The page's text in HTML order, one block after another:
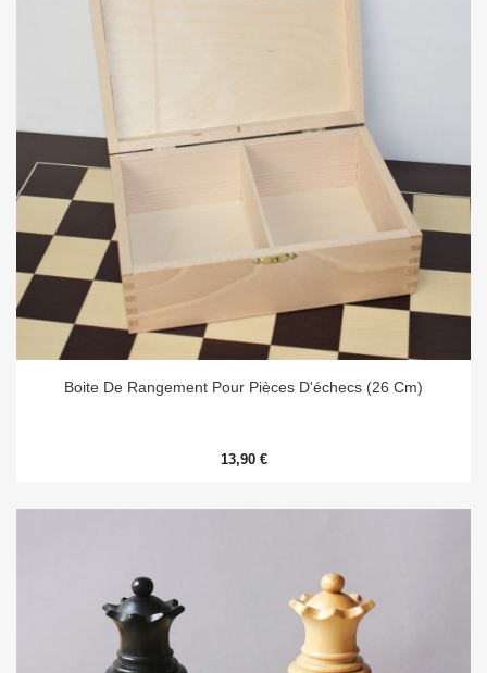
Boite De Rangement Pour Pièces D'échecs (26 Cm)
13,90 €